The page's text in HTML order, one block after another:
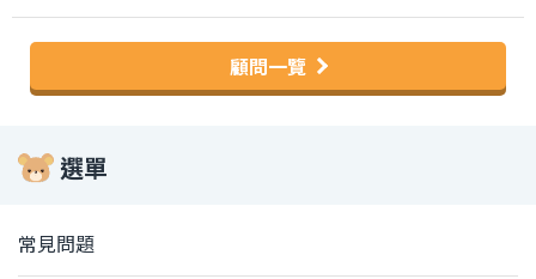
顧問一覽
選單
常見問題